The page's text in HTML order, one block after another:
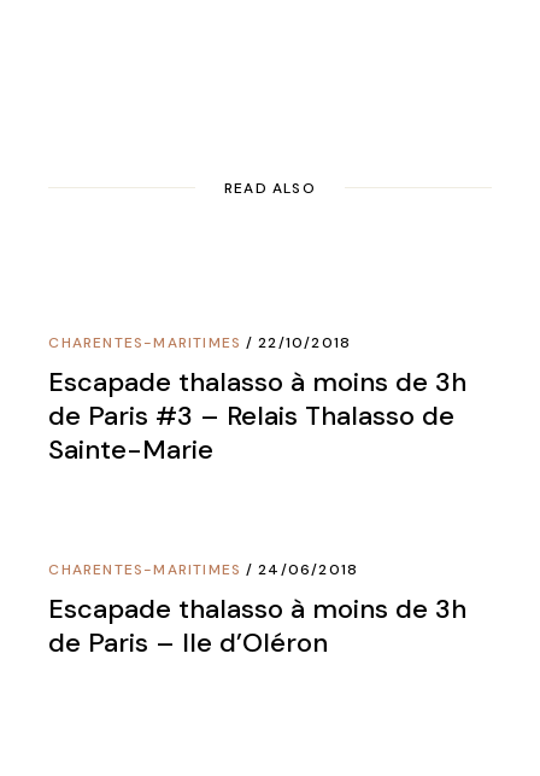
READ ALSO
CHARENTES-MARITIMES 22/10/2018
Escapade thalasso à moins de 3h
de Paris #3 – Relais Thalasso de
Sainte-Marie
CHARENTES-MARITIMES 24/06/2018
Escapade thalasso à moins de 3h
de Paris – Ile d’Oléron